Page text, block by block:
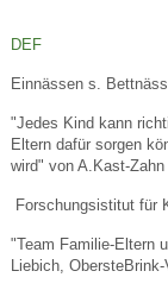
DEF
Einnässen s.
"Jedes Kind kann
Eltern dafür sorgen
wird" von A.Kast-
Forschungsistitut für
"Team Familie-Eltern
Liebich,